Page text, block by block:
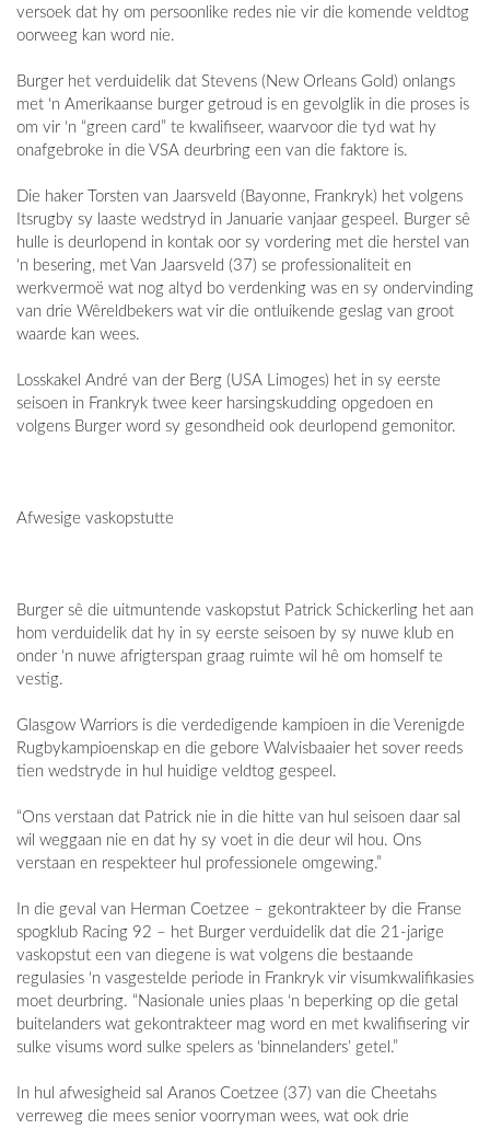
versoek dat hy om persoonlike redes nie vir die komende veldtog
oorweeg kan word nie.
Burger het verduidelik dat Stevens (New Orleans Gold) onlangs
met ‘n Amerikaanse burger getroud is en gevolglik in die proses is
om vir ‘n “green card” te kwalifiseer, waarvoor die tyd wat hy
onafgebroke in die VSA deurbring een van die faktore is.
Die haker Torsten van Jaarsveld (Bayonne, Frankryk) het volgens
Itsrugby sy laaste wedstryd in Januarie vanjaar gespeel. Burger sê
hulle is deurlopend in kontak oor sy vordering met die herstel van
‘n besering, met Van Jaarsveld (37) se professionaliteit en
werkvermoë wat nog altyd bo verdenking was en sy ondervinding
van drie Wêreldbekers wat vir die ontluikende geslag van groot
waarde kan wees.
Losskakel André van der Berg (USA Limoges) het in sy eerste
seisoen in Frankryk twee keer harsingskudding opgedoen en
volgens Burger word sy gesondheid ook deurlopend gemonitor.
Afwesige vaskopstutte
Burger sê die uitmuntende vaskopstut Patrick Schickerling het aan
hom verduidelik dat hy in sy eerste seisoen by sy nuwe klub en
onder ‘n nuwe afrigterspan graag ruimte wil hê om homself te
vestig.
Glasgow Warriors is die verdedigende kampioen in die Verenigde
Rugbykampioenskap en die gebore Walvisbaaier het sover reeds
tien wedstryde in hul huidige veldtog gespeel.
“Ons verstaan dat Patrick nie in die hitte van hul seisoen daar sal
wil weggaan nie en dat hy sy voet in die deur wil hou. Ons
verstaan en respekteer hul professionele omgewing.”
In die geval van Herman Coetzee – gekontrakteer by die Franse
spogklub Racing 92 – het Burger verduidelik dat die 21-jarige
vaskopstut een van diegene is wat volgens die bestaande
regulasies ‘n vasgestelde periode in Frankryk vir visumkwalifikasies
moet deurbring. “Nasionale unies plaas ‘n beperking op die getal
buitelanders wat gekontrakteer mag word en met kwalifisering vir
sulke visums word sulke spelers as ‘binnelanders’ getel.”
In hul afwesigheid sal Aranos Coetzee (37) van die Cheetahs
verreweg die mees senior voorryman wees, wat ook drie